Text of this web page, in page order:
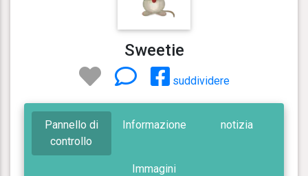
Sweetie
suddividere
Pannello di
controllo
Informazione notizia
Immagini